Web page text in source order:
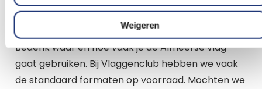
Weigeren
Je staat op het punt om een vlag van Almere te
kopen. We helpen je graag een keuze te maken.
Bedenk waar en hoe vaak je de Almeerse vlag
gaat gebruiken. Bij Vlaggenclub hebben we vaak
de standaard formaten op voorraad. Mochten we